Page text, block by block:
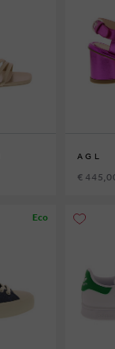
AGL
€
Eco